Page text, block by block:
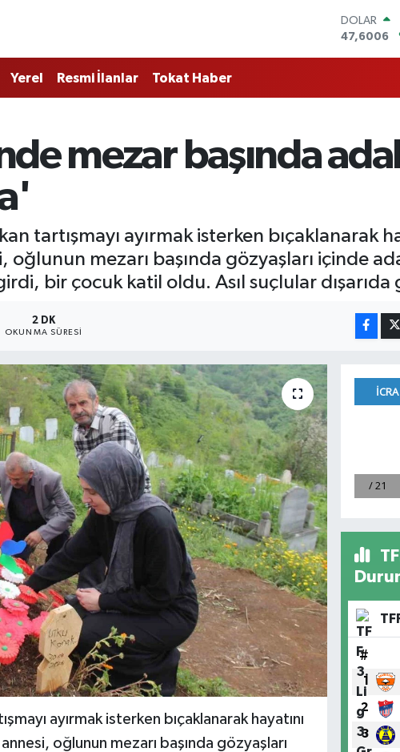
DOLAR
47,6006
64,2398
BİST100
13.768
Yerel Resmi İlanlar Tokat Haber
mezar başında
tartışmayı ayırmak isterken bıçaklanarak
oğlunun mezarı başında gözyaşları içinde
bir çocuk katil oldu. Asıl suçlular
2 DK
OKUNMA SÜRESI
ayırmak isterken bıçaklanarak hayatını
oğlunun mezarı başında gözyaşları
#
1
2
3